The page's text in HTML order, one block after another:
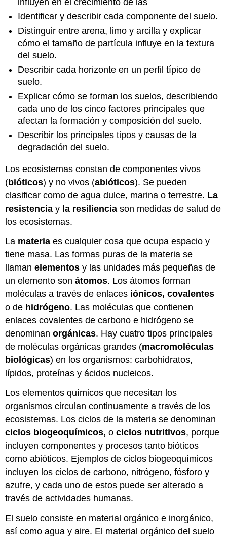
influyen en el crecimiento de las
Identificar y describir cada componente del suelo.
Distinguir entre arena, limo y arcilla y explicar
cómo el tamaño de partícula influye en la textura
del suelo.
Describir cada horizonte en un perfil típico de
suelo.
Explicar cómo se forman los suelos, describiendo
cada uno de los cinco factores principales que
afectan la formación y composición del suelo.
Describir los principales tipos y causas de la
degradación del suelo.
Los ecosistemas constan de componentes vivos
(bióticos) y no vivos (abióticos). Se pueden
clasificar como de agua dulce, marina o terrestre. La
resistencia y la resiliencia son medidas de salud de
los ecosistemas.
La materia es cualquier cosa que ocupa espacio y
tiene masa. Las formas puras de la materia se
llamanelementos y las unidades más pequeñas de
un elemento sonátomos. Los átomos forman
moléculas a través de enlaces iónicos, covalentes
o de hidrógeno. Las moléculas que contienen
enlaces covalentes de carbono e hidrógeno se
denominanorgánicas. Hay cuatro tipos principales
de moléculas orgánicas grandes (macromoléculas
biológicas) en los organismos: carbohidratos,
lípidos, proteínas y ácidos nucleicos.
Los elementos químicos que necesitan los
organismos circulan continuamente a través de los
ecosistemas. Los ciclos de la materia se denominan
ciclos biogeoquímicos, ociclos nutritivos, porque
incluyen componentes y procesos tanto bióticos
como abióticos. Ejemplos de ciclos biogeoquímicos
incluyen los ciclos de carbono, nitrógeno, fósforo y
azufre, y cada uno de estos puede ser alterado a
través de actividades humanas.
El suelo consiste en material orgánico e inorgánico,
así como agua y aire. El material orgánico del suelo